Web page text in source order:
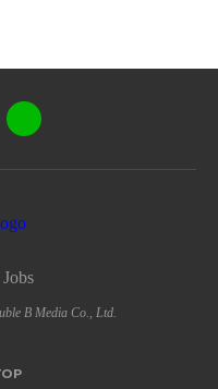
Jobs
B Media Co., Ltd.